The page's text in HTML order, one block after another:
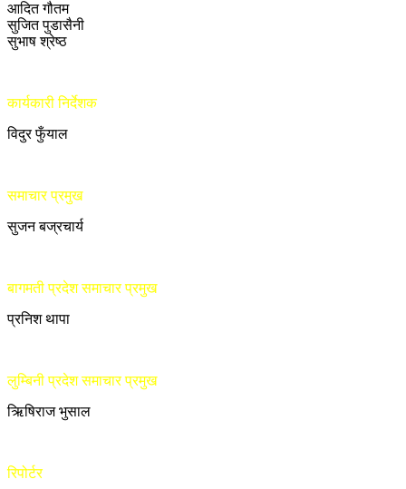
आदित गौतम
सुजित पुडासैनी
सुभाष श्रेष्ठ
कार्यकारी निर्देशक
विदुर फुँयाल
समाचार प्रमुख
सुजन बज्रचार्य
बागमती प्रदेश समाचार प्रमुख
प्रनिश थापा
लुम्बिनी प्रदेश समाचार प्रमुख
ऋिषिराज भुसाल
रिपोर्टर